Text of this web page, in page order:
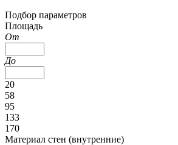
Подбор параметров
Площадь
От
До
20
58
95
133
170
Материал стен (внутренние)